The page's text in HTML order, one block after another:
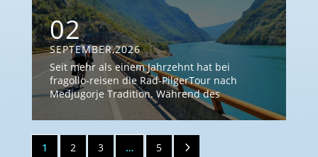
02
SEPTEMBER,2026
Seit mehr als einem Jahrzehnt hat bei
fragollo-reisen die Rad-PilgerTour nach
Medjugorje Tradition. Während des
gemeinsamen Unterwegsseins wird viel
erlebt, viel gelacht und viel genossen. Und
dann schlussendlich, nach über 700
Radkilometern, sein Ziel zu erreichen ist ein
1 2 3 … 5 5